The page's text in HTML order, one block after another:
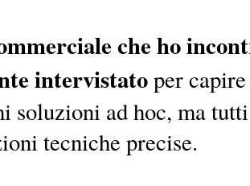
che ho
intervistatoper
soluzioni ad hoc, ma
tecniche precise.